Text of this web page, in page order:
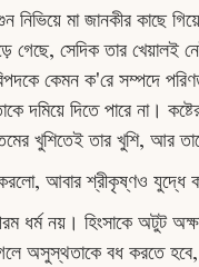
মা জানকীর কাছে
সেদিক তার খেয়ালই
কেমন ক'রে সম্পদে
দিতে পারে না।
খুশিতেই তার খুশি, আর
আবার শ্রীকৃষ্ণও যুদ্ধে
ধর্ম নয়। হিংসাকে অটুট
অসুস্থতাকে বধ করতে